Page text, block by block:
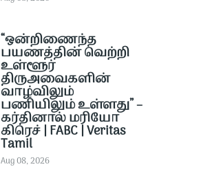
“ஒன்றிணைந்த
பயணத்தின் வெற்றி
உள்ளூர்
திருஅவைகளின்
வாழ்விலும்
பணியிலும் உள்ளது” –
கர்தினால் மரியோ
கிரெச் | FABC | Veritas
Tamil
Aug 08, 2026